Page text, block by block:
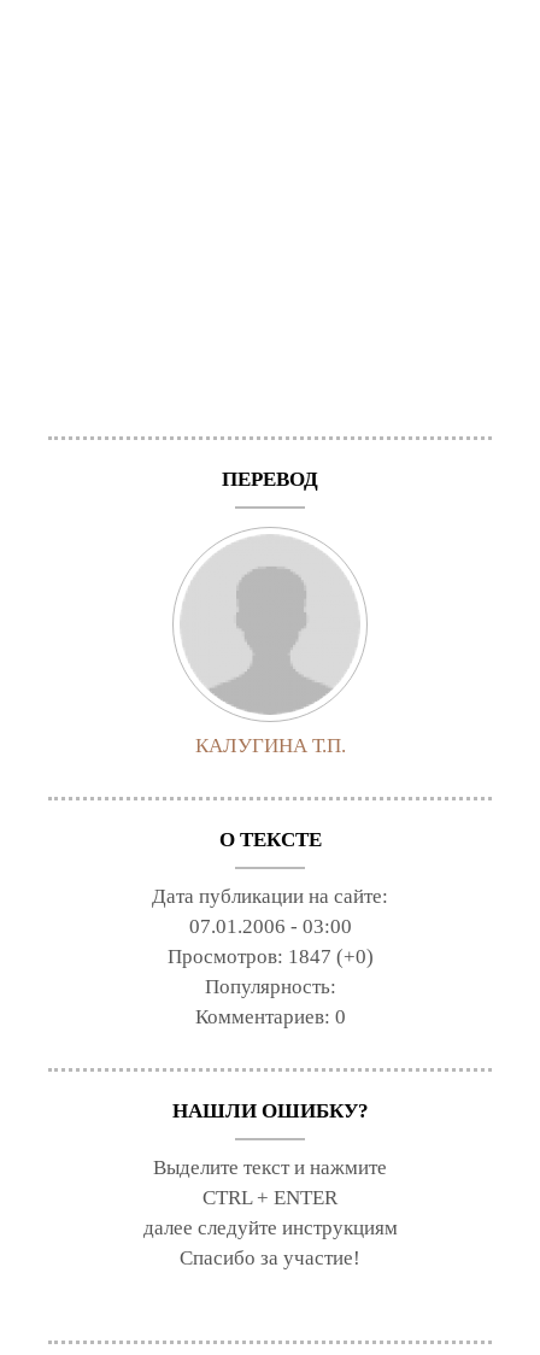
ПЕРЕВОД
КАЛУГИНА Т.П.
О ТЕКСТЕ
Дата публикации на сайте:
07.01.2006 - 03:00
Просмотров: 1847 (+0)
Популярность:
Комментариев: 0
НАШЛИ ОШИБКУ?
Выделите текст и нажмите
CTRL + ENTER
далее следуйте инструкциям
Спасибо за участие!